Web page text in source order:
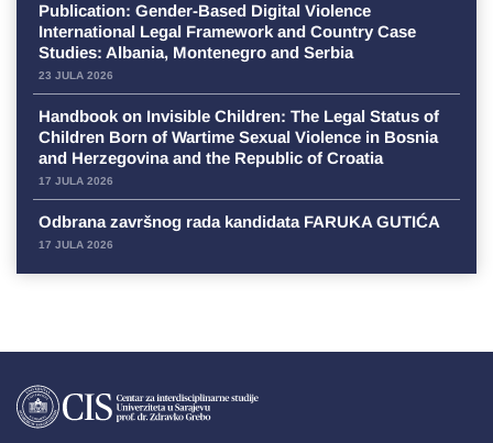
Publication: Gender-Based Digital Violence
International Legal Framework and Country Case
Studies: Albania, Montenegro and Serbia
23 JULA 2026
Handbook on Invisible Children: The Legal Status of
Children Born of Wartime Sexual Violence in Bosnia
and Herzegovina and the Republic of Croatia
17 JULA 2026
Odbrana završnog rada kandidata FARUKA GUTIĆA
17 JULA 2026